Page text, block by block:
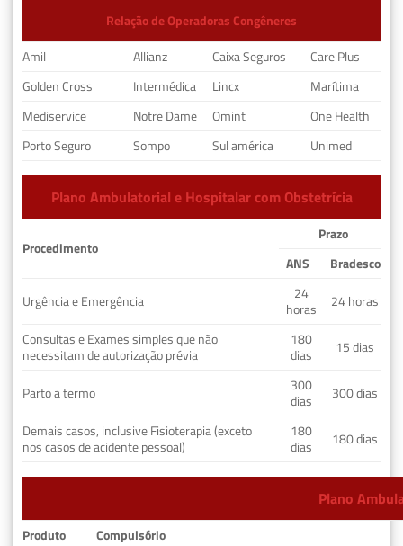
Relação de Operadoras Congêneres
Amil
Allianz Caixa Seguros
Care Plus
Golden Cross
Intermédica Lincx
Marítima
Mediservice
Notre Dame Omint
One Health
Porto Seguro
Sompo Sul américa Unimed
Plano Ambulatorial e Hospitalar com Obstetrícia
Procedimento
Prazo
ANS
Bradesco
Urgência e Emergência
24
horas
24 horas
Consultas e Exames simples que não
necessitam de autorização prévia
180
dias
15 dias
Parto a termo
300
dias
300 dias
Demais casos, inclusive Fisioterapia (exceto
nos casos de acidente pessoal)
180
dias
180 dias
Plano
Produto
Compulsório